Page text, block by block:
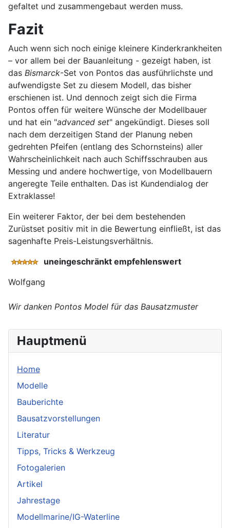
Hauptmenü
Home
Modelle
Bauberichte
Bausatzvorstellungen
Literatur
Tipps, Tricks & Werkzeug
Fotogalerien
Artikel
Jahrestage
Modellmarine/IG-Waterline
gefaltet und zusammengebaut werden muss.
Fazit
Auch wenn sich noch einige kleinere Kinderkrankheiten
– vor allem bei der Bauanleitung - gezeigt haben, ist
das Bismarck-Set von Pontos das ausführlichste und
aufwendigste Set zu diesem Modell, das bisher
erschienen ist. Und dennoch zeigt sich die Firma
Pontos offen für weitere Wünsche der Modellbauer
und hat ein "advanced set" angekündigt. Dieses soll
nach dem derzeitigen Stand der Planung neben
gedrehten Pfeifen (entlang des Schornsteins) aller
Wahrscheinlichkeit nach auch Schiffsschrauben aus
Messing und andere hochwertige, von Modellbauern
angeregte Teile enthalten. Das ist Kundendialog der
Extraklasse!
Ein weiterer Faktor, der bei dem bestehenden
Zurüstset positiv mit in die Bewertung einfließt, ist das
sagenhafte Preis-Leistungsverhältnis.
uneingeschränkt empfehlenswert
Wolfgang
Wir danken Pontos Model für das Bausatzmuster